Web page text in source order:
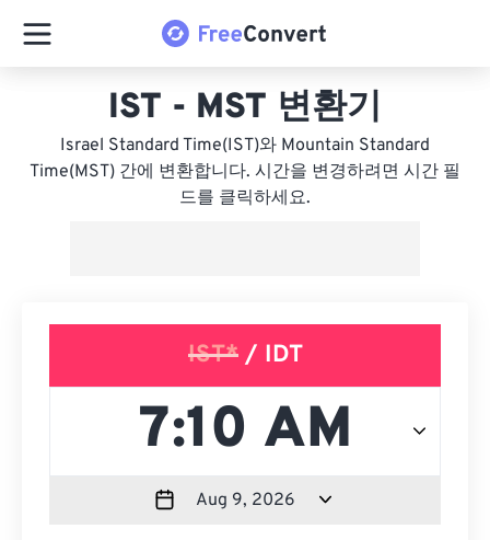
IST - MST 변환기
Israel Standard Time(IST)와 Mountain Standard
Time(MST) 간에 변환합니다. 시간을 변경하려면 시간 필
드를 클릭하세요.
IST*/ IDT